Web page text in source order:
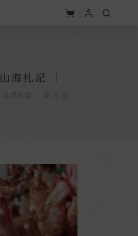
山海札記 ｜
山海札記 ・ 第 39 頁